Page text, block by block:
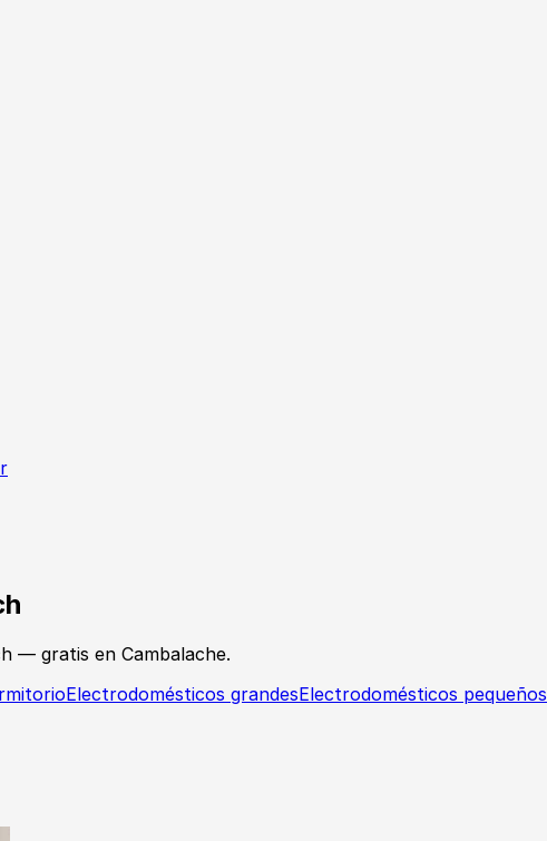
— gratis en Cambalache.
Electrodomésticos grandesElectrodomésticos pequeños